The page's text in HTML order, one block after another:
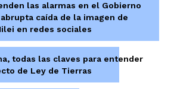
las alarmas en el Gobierno
caída de la imagen de
en redes sociales
todas las claves para entender
de Ley de Tierras